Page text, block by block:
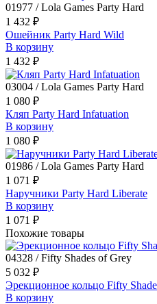
01977 / Lola Games Party Hard
1 432 ₽
Ошейник Party Hard Wild
В корзину
1 432 ₽
03004 / Lola Games Party Hard
1 080 ₽
Кляп Party Hard Infatuation
В корзину
1 080 ₽
01986 / Lola Games Party Hard
1 071 ₽
Наручники Party Hard Liberate
В корзину
1 071 ₽
Похожие товары
04328 / Fifty Shades of Grey
5 032 ₽
Эрекционное кольцо Fifty
В корзину